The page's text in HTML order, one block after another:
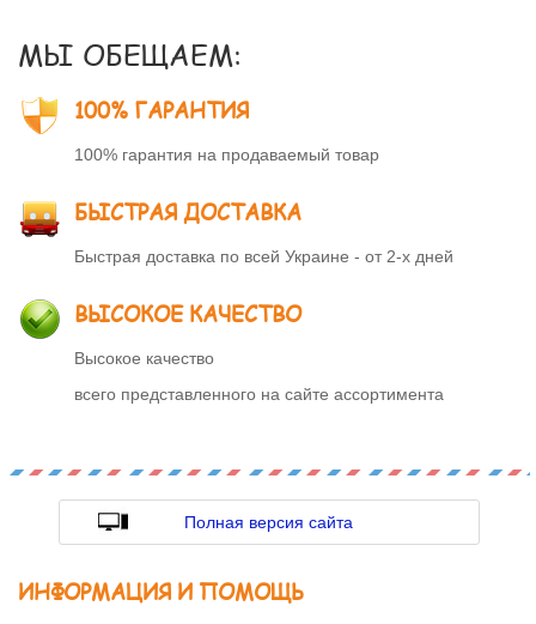
МЫ ОБЕЩАЕМ:
100% ГАРАНТИЯ
100% гарантия на продаваемый товар
БЫСТРАЯ ДОСТАВКА
Быстрая доставка по всей Украине - от 2-х дней
ВЫСОКОЕ КАЧЕСТВО
Высокое качество
всего представленного на сайте ассортимента
Полная версия сайта
ИНФОРМАЦИЯ И ПОМОЩЬ